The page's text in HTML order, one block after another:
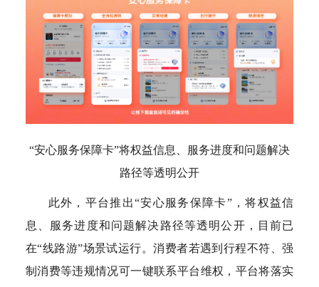
“安心服务保障卡”将权益信息、服务进度和问题解决
路径等透明公开
此外，平台推出“安心服务保障卡”，将权益信
息、服务进度和问题解决路径等透明公开，目前已
在“线路游”场景试运行。消费者若遇到行程不符、强
制消费等违规情况可一键联系平台维权，平台将落实